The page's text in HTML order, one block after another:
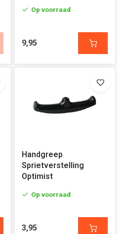
Op voorraad
9,95
Handgreep
Sprietverstelling
Optimist
Op voorraad
3,95